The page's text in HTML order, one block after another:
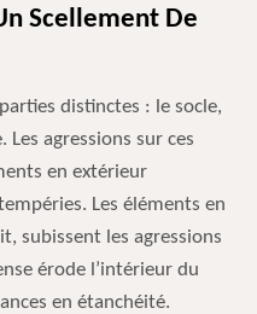
Scellement De
distinctes : le socle,
Les agressions sur ces
en extérieur
Les éléments en
subissent les agressions
érode l’intérieur du
en étanchéité.